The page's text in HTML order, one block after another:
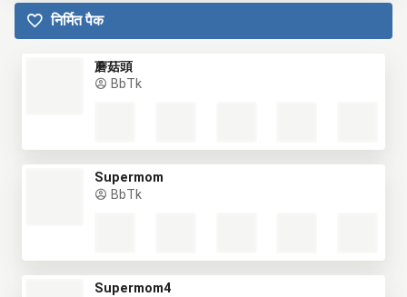
निर्मित पैक
蘑菇頭
BbTk
Supermom
BbTk
Supermom4